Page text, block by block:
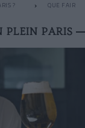
? QUE FAIRE
PLEIN PARIS